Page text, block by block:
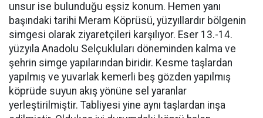
unsur ise bulunduğu eşsiz konum. Hemen yanı
başındaki tarihi Meram Köprüsü, yüzyıllardır bölgenin
simgesi olarak ziyaretçileri karşılıyor. Eser 13.-14.
yüzyıla Anadolu Selçukluları döneminden kalma ve
şehrin simge yapılarından biridir. Kesme taşlardan
yapılmış ve yuvarlak kemerli beş gözden yapılmış
köprüde suyun akış yönüne sel yaranlar
yerleştirilmiştir. Tabliyesi yine aynı taşlardan inşa